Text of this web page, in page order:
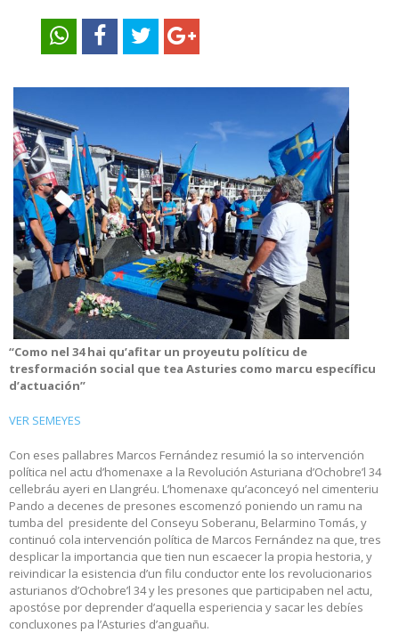
“Como nel 34 hai qu’afitar un proyeutu políticu de
tresformación social que tea Asturies como marcu específicu
d’actuación”
VER SEMEYES
Con eses pallabres Marcos Fernández resumió la so intervención
política nel actu d’homenaxe a la Revolución Asturiana d’Ochobre’l 34
cellebráu ayeri en Llangréu. L’homenaxe qu’aconceyó nel cimenteriu
Pando a decenes de presones escomenzó poniendo un ramu na
tumba del presidente del Conseyu Soberanu, Belarmino Tomás, y
continuó cola intervención política de Marcos Fernández na que, tres
desplicar la importancia que tien nun escaecer la propia hestoria, y
reivindicar la esistencia d’un filu conductor ente los revolucionarios
asturianos d’Ochobre’l 34 y les presones que participaben nel actu,
apostóse por deprender d’aquella esperiencia y sacar les debíes
concluxones pa l’Asturies d’anguañu.